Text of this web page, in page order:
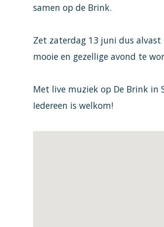
samen op de Brink.
Zet zaterdag 13 juni dus
mooie en gezellige avond te
Met live muziek op De Brink in
Iedereen is welkom!